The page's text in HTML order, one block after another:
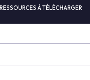
RESSOURCES À TÉLÉCHARGER